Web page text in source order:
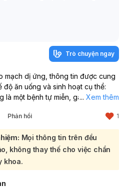
Trò chuyện ngay
mạch dị ứng, thông tin được cung
ăn uống và sinh hoạt cụ thể:
là một bệnh tự miễn, gây viêm và
chứng. Bệnh có thể dẫn đến
trọng như tổn thương thận và tắc
cần theo dõi sức khỏe định kỳ. Để
sinh hoạt phù hợp nhất với tình
bạn nên tham khảo ý kiến của
sĩ sẽ đưa ra lời khuyên cá nhân
bệnh và các biến chứng có thể
... Xem thêm
Phản hồi 1
Mọi thông tin trên đều
không thay thế cho việc chẩn
khoa.